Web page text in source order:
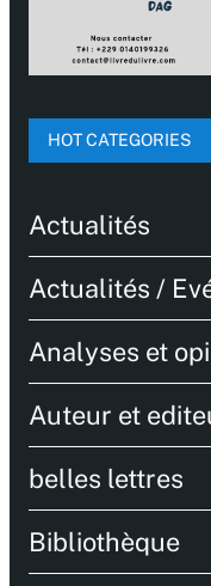
HOT CATEGORIES
Actualités
Actualités /
Analyses et
Auteur et
belles lettres
Bibliothèque